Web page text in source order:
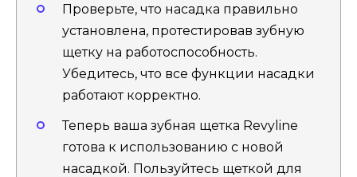
Проверьте, что насадка правильно
установлена, протестировав зубную
щетку на работоспособность.
Убедитесь, что все функции насадки
работают корректно.
Теперь ваша зубная щетка Revyline
готова к использованию с новой
насадкой. Пользуйтесь щеткой для